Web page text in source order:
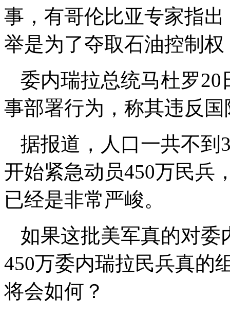
事，有哥伦比亚专家指
举是为了夺取石油控制
委内瑞拉总统马杜罗
事部署行为，称其违反
据报道，人口一共不到
开始紧急动员450万民兵
已经是非常严峻。
如果这批美军真的对委
450万委内瑞拉民兵真的
将会如何？